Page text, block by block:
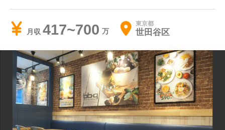
月収 417~700 東京都
世田谷区